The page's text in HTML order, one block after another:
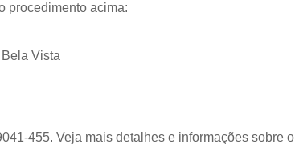
procedimento acima:
Vista
455. Veja mais detalhes e informações sobre o